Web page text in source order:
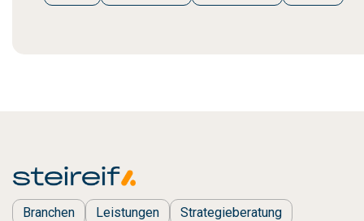
Branchen Leistungen
Strategieberatung